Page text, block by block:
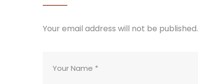
Your email address will not be published.